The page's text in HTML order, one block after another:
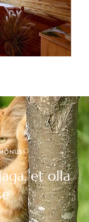
et olla